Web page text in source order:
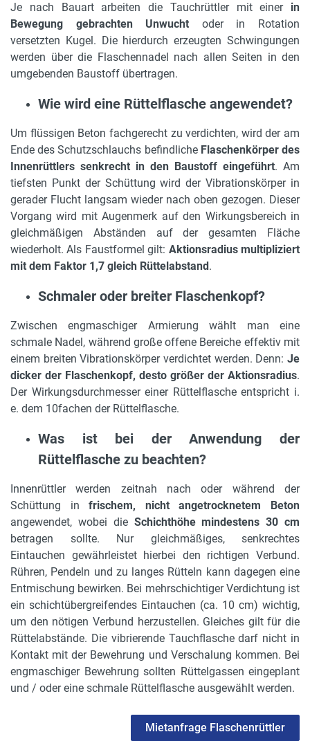
Je nach Bauart arbeiten die Tauchrüttler mit einer in
Bewegung gebrachten Unwucht oder in Rotation
versetzten Kugel. Die hierdurch erzeugten Schwingungen
werden über die Flaschennadel nach allen Seiten in den
umgebenden Baustoff übertragen.
Wie wird eine Rüttelflasche angewendet?
Um flüssigen Beton fachgerecht zu verdichten, wird der am
Ende des Schutzschlauchs befindliche Flaschenkörper des
Innenrüttlers senkrecht in den Baustoff eingeführt. Am
tiefsten Punkt der Schüttung wird der Vibrationskörper in
gerader Flucht langsam wieder nach oben gezogen. Dieser
Vorgang wird mit Augenmerk auf den Wirkungsbereich in
gleichmäßigen Abständen auf der gesamten Fläche
wiederholt. Als Faustformel gilt: Aktionsradius multipliziert
mit dem Faktor 1,7 gleich Rüttelabstand.
Schmaler oder breiter Flaschenkopf?
Zwischen engmaschiger Armierung wählt man eine
schmale Nadel, während große offene Bereiche effektiv mit
einem breiten Vibrationskörper verdichtet werden. Denn: Je
dicker der Flaschenkopf, desto größer der Aktionsradius.
Der Wirkungsdurchmesser einer Rüttelflasche entspricht i.
e. dem 10fachen der Rüttelflasche.
Was ist bei der Anwendung der
Rüttelflasche zu beachten?
Innenrüttler werden zeitnah nach oder während der
Schüttung infrischem, nicht angetrocknetem Beton
angewendet, wobei die Schichthöhe mindestens 30 cm
betragen sollte. Nur gleichmäßiges, senkrechtes
Eintauchen gewährleistet hierbei den richtigen Verbund.
Rühren, Pendeln und zu langes Rütteln kann dagegen eine
Entmischung bewirken. Bei mehrschichtiger Verdichtung ist
ein schichtübergreifendes Eintauchen (ca. 10 cm) wichtig,
um den nötigen Verbund herzustellen. Gleiches gilt für die
Rüttelabstände. Die vibrierende Tauchflasche darf nicht in
Kontakt mit der Bewehrung und Verschalung kommen. Bei
engmaschiger Bewehrung sollten Rüttelgassen eingeplant
und / oder eine schmale Rüttelflasche ausgewählt werden.
Mietanfrage Flaschenrüttler